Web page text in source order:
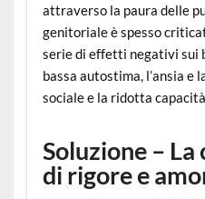
attraverso la paura delle
genitoriale è spesso
serie di effetti negativi sui
bassa autostima, l’ansia e
sociale e la ridotta
Soluzione –
di rigore e